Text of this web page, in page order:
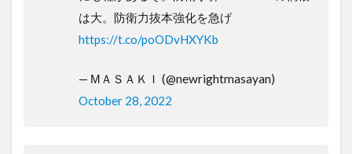
は大。防衛力抜本強化を急げ
https://t.co/poODvHXYKb
— МＡＳＡＫＩ (@newrightmasayan)
October 28, 2022